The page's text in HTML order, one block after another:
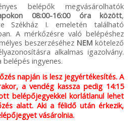
belépők megvásárolhatók
08:00-16:00 óra között,
Székház I. emeletén található
A mérkőzésre való belépéshez
beszerzéséhez NEMkötelező
alkalmas igazolvány.
ingyenes.
napján is lesz jegyértékesítés. A
a vendég kassza pedig 14:15
belépőjegyekkel korlátlanul lehet
alatt. Aki a félidő után érkezik,
vásárolnia.